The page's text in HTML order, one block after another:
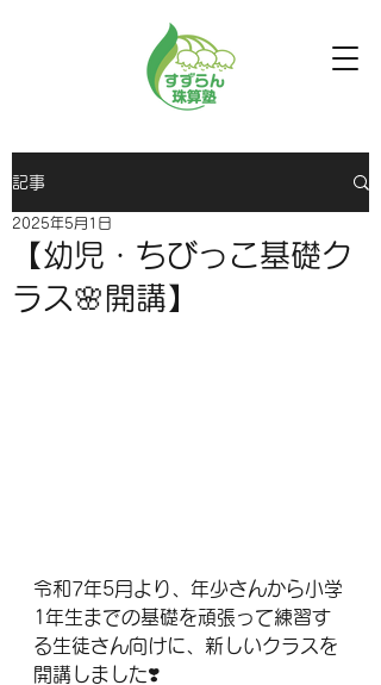
記事
【幼児・ちびっこ基礎ク
ラス🌸開講】
2025年5月1日
令和7年5月より、年少さんから小学
1年生までの基礎を頑張って練習す
る生徒さん向けに、新しいクラスを
開講しました❣️